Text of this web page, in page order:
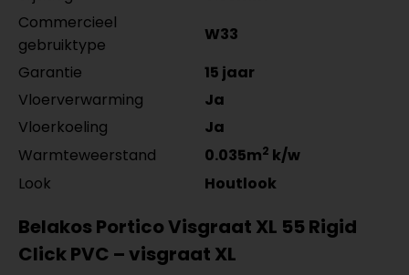
Commercieel
gebruiktype
W33
Garantie
15 jaar
Vloerverwarming
Ja
Vloerkoeling
Ja
Warmteweerstand
0.035m2 k/w
Look
Houtlook
Belakos Portico Visgraat XL 55 Rigid
Click PVC – visgraat XL